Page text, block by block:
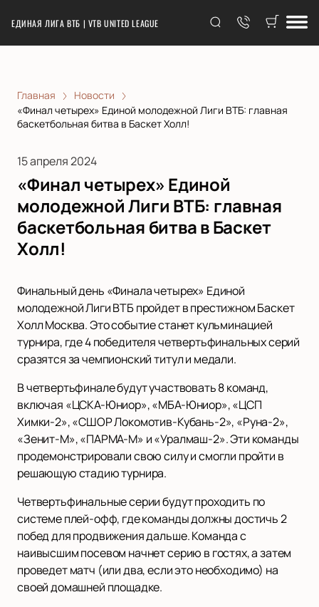
ЕДИНАЯ ЛИГА ВТБ | VTB UNITED LEAGUE
Главная
Новости
«Финал четырех» Единой молодежной Лиги ВТБ: главная
баскетбольная битва в Баскет Холл!
15 апреля 2024
«Финал четырех» Единой
молодежной Лиги ВТБ: главная
баскетбольная битва в Баскет
Холл!
Финальный день «Финала четырех» Единой
молодежной Лиги ВТБ пройдет в престижном Баскет
Холл Москва. Это событие станет кульминацией
турнира, где 4 победителя четвертьфинальных серий
сразятся за чемпионский титул и медали.
В четвертьфинале будут участвовать 8 команд,
включая «ЦСКА-Юниор», «МБА-Юниор», «ЦСП
Химки-2», «СШОР Локомотив-Кубань-2», «Руна-2»,
«Зенит-М», «ПАРМА-М» и «Уралмаш-2». Эти команды
продемонстрировали свою силу и смогли пройти в
решающую стадию турнира.
Четвертьфинальные серии будут проходить по
системе плей-офф, где команды должны достичь 2
побед для продвижения дальше. Команда с
наивысшим посевом начнет серию в гостях, а затем
проведет матч (или два, если это необходимо) на
своей домашней площадке.